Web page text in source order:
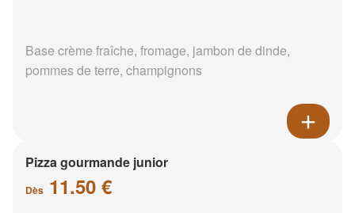
Base crème fraîche, fromage, jambon de dinde,
pommes de terre, champignons
Pizza gourmande junior
Dès 11.50 €